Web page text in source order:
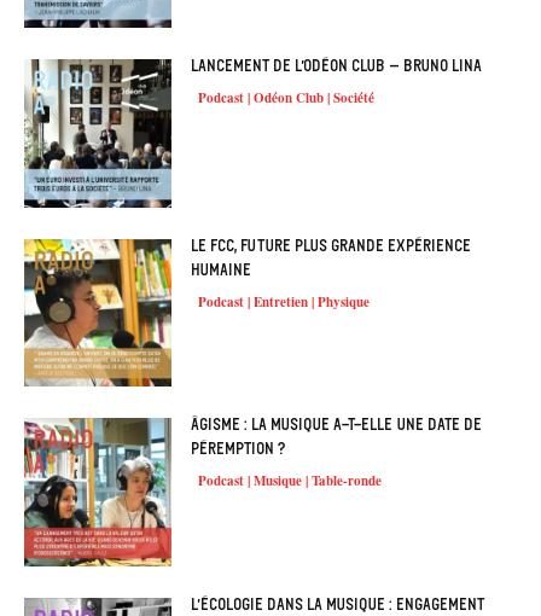
Lancement de l’Odéon Club – Bruno Lina
Podcast | Odéon Club | Société
Le FCC, future plus grande expérience
humaine
Podcast | Entretien | Physique
Âgisme : la musique a-t-elle une date de
péremption ?
Podcast | Musique | Table-ronde
L’écologie dans la musique : engagement